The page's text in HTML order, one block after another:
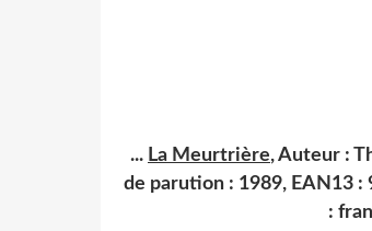
... La Meurtrière, Auteur :
de parution : 1989, EAN13 :
: